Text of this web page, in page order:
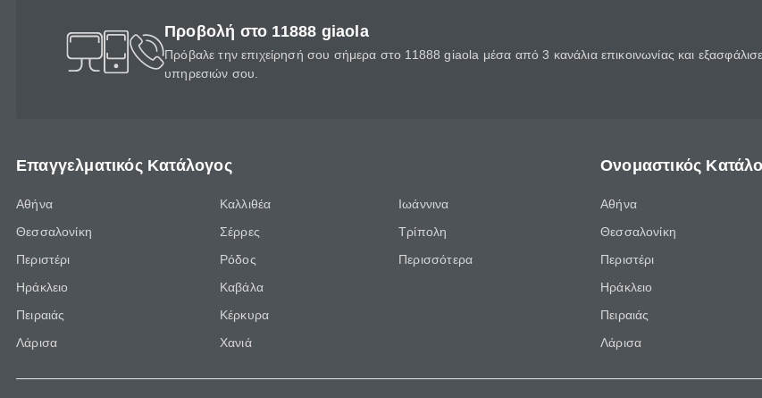
Προβολή στο 11888 giaola
Πρόβαλε την επιχείρησή σου σήμερα στο 11888 giaola μέσα από 3 κανάλια επικοινωνίας και
υπηρεσιών σου.
Επαγγελματικός Κατάλογος
Αθήνα
Θεσσαλονίκη
Περιστέρι
Ηράκλειο
Πειραιάς
Λάρισα
Καλλιθέα
Σέρρες
Ρόδος
Καβάλα
Κέρκυρα
Χανιά
Ιωάννινα
Τρίπολη
Περισσότερα
Ονομαστικός
Αθήνα
Θεσσαλονίκη
Περιστέρι
Ηράκλειο
Πειραιάς
Λάρισα